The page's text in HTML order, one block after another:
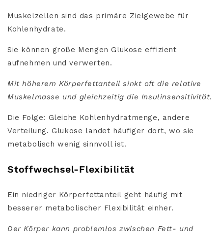
Muskelzellen sind das primäre Zielgewebe für
Kohlenhydrate.
Sie können große Mengen Glukose effizient
aufnehmen und verwerten.
Mit höherem Körperfettanteil sinkt oft die relative
Muskelmasse und gleichzeitig die Insulinsensitivität.
Die Folge: Gleiche Kohlenhydratmenge, andere
Verteilung. Glukose landet häufiger dort, wo sie
metabolisch wenig sinnvoll ist.
Stoffwechsel-Flexibilität
Ein niedriger Körperfettanteil geht häufig mit
besserer metabolischer Flexibilität einher.
Der Körper kann problemlos zwischen Fett- und